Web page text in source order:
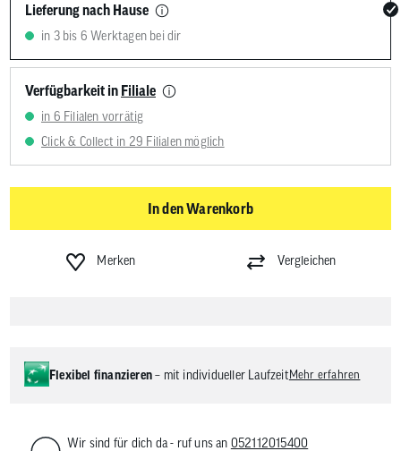
Lieferung nach Hause
in 3 bis 6 Werktagen bei dir
Verfügbarkeit in Filiale
in 6 Filialen vorrätig
Click & Collect in 29 Filialen möglich
In den Warenkorb
Merken Vergleichen
Flexibel finanzieren– mit individueller Laufzeit Mehr erfahren
Wir sind für dich da - ruf uns an 052112015400